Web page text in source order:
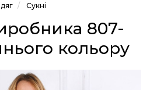
Сукні
807-
кольору